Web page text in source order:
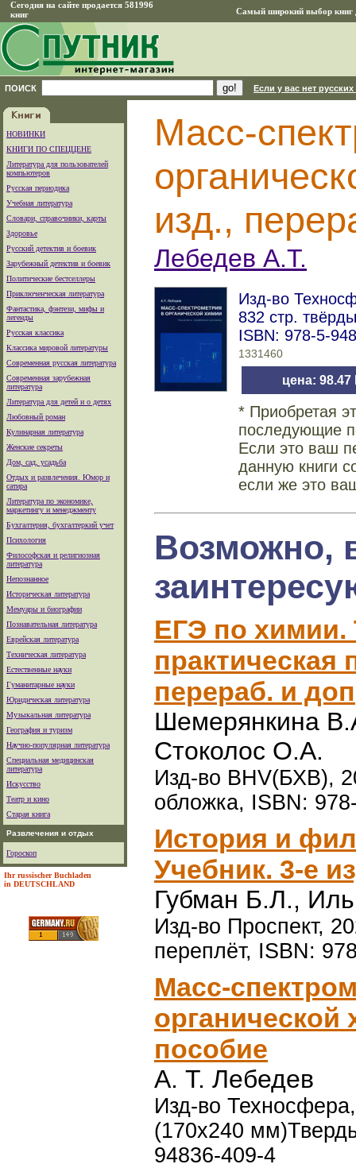
Сегодня на сайте продается 581996
книг
Самый широкий выбор книг
ПОИСК Если у вас нет
НОВИНКИ
КНИГИ ПО СПЕЦЦЕНЕ
Литература для пользователей
компьютеров
Русская периодика
Учебная литература
Словари, справочники, карты
Здоровье
Русский детектив и боевик
Зарубежный детектив и боевик
Политические бестселлеры
Приключенческая литература
Фантастика, фэнтези, мифы и
легенды
Русская классика
Классика мировой литературы
Современная русская литература
Современная зарубежная
литература
Литература для детей и о детях
Любовный роман
Кулинарная литература
Женские секреты
Дом, сад, усадьба
Отдых и развлечения. Юмор и
сатира
Литература по экономике,
маркетингу и менеджменту
Бухгалтерия, бухгалтеркий учет
Психология
Философская и религиозная
литература
Непознанное
Историческая литература
Мемуары и биографии
Познавательная литература
Еврейская литература
Техническая литература
Естественные науки
Гуманитарные науки
Юридическая литература
Музыкальная литература
География и туризм
Научно-популярная литература
Специальная медицинская
литература
Искусство
Театр и кино
Старая книга
Развлечения и отдых
Гороскоп
Ihr russischer Buchladen
in DEUTSCHLAND
Масс-
изд.,
Лебедев А.Т.
Изд-во
832 стр.
ISBN: 978-5-
1331460
цена: 98.47
* Приобретая
последующие
Если это ваш
данную книги
если же это
Возможно,
ЕГЭ по химии.
практическая
перераб. и доп
Шемерянкина
Стоколос О.А.
Изд-во BHV(БХВ),
обложка, ISBN:
История и
Учебник. 3-е
Губман Б.Л.,
Изд-во Проспект,
переплёт, ISBN:
Масс-
органической
пособие
А. Т. Лебедев
Изд-во
(170x240
94836-409-4